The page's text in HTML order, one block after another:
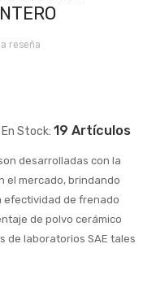
reseña
Stock: 19 Artículos
desarrolladas con la
el mercado, brindando
efectividad de frenado
de polvo cerámico
de laboratorios SAE tales